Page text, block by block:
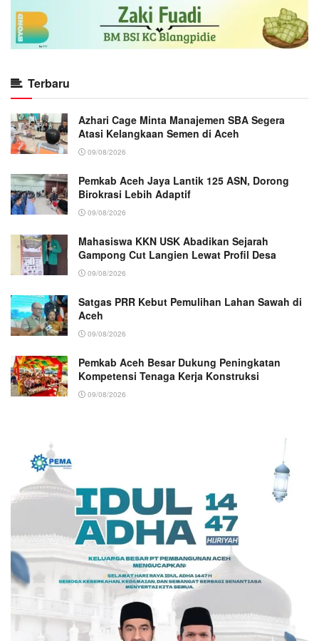
Terbaru
Azhari Cage Minta Manajemen SBA Segera
Atasi Kelangkaan Semen di Aceh
09/08/2026
Pemkab Aceh Jaya Lantik 125 ASN, Dorong
Birokrasi Lebih Adaptif
09/08/2026
Mahasiswa KKN USK Abadikan Sejarah
Gampong Cut Langien Lewat Profil Desa
09/08/2026
Satgas PRR Kebut Pemulihan Lahan Sawah di
Aceh
09/08/2026
Pemkab Aceh Besar Dukung Peningkatan
Kompetensi Tenaga Kerja Konstruksi
09/08/2026